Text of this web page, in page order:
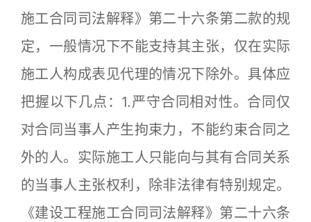
施工合同司法解释》第二十六条第二款的规
定，一般情况下不能支持其主张，仅在实际
施工人构成表见代理的情况下除外。具体应
把握以下几点：1.严守合同相对性。合同仅
对合同当事人产生拘束力，不能约束合同之
外的人。实际施工人只能向与其有合同关系
的当事人主张权利，除非法律有特别规定。
《建设工程施工合同司法解释》第二十六条